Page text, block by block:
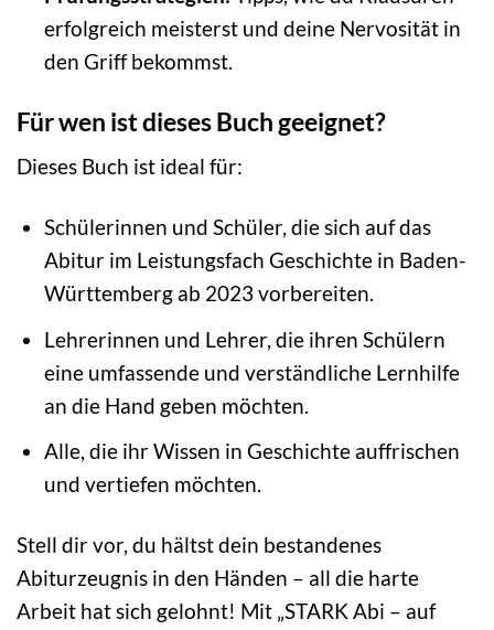
erfolgreich meisterst und deine Nervosität in
den Griff bekommst.
Für wen ist dieses Buch geeignet?
Dieses Buch ist ideal für:
Schülerinnen und Schüler, die sich auf das
Abitur im Leistungsfach Geschichte in Baden-
Württemberg ab 2023 vorbereiten.
Lehrerinnen und Lehrer, die ihren Schülern
eine umfassende und verständliche Lernhilfe
an die Hand geben möchten.
Alle, die ihr Wissen in Geschichte auffrischen
und vertiefen möchten.
Stell dir vor, du hältst dein bestandenes
Abiturzeugnis in den Händen – all die harte
Arbeit hat sich gelohnt! Mit „STARK Abi – auf